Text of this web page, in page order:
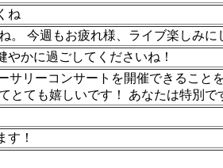
ね
今週もお疲れ様、ライブ楽しみに
かに過ごしてくださいね！
サリーコンサートを開催できること
ても嬉しいです！ あなたは特別で
す！